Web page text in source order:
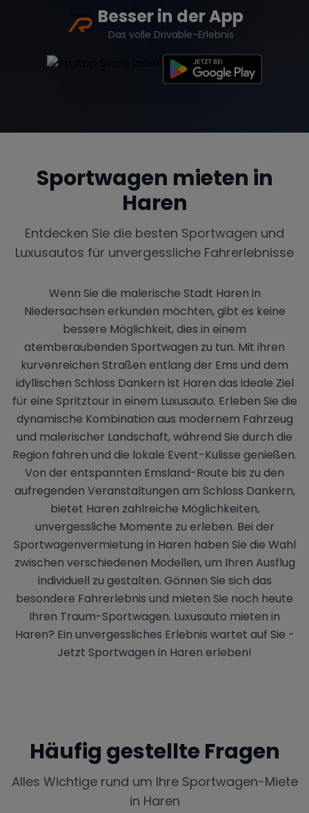
Besser in der App
Das volle Drivable-Erlebnis
Sportwagen mieten in
Haren
Entdecken Sie die besten Sportwagen und
Luxusautos für unvergessliche Fahrerlebnisse
Wenn Sie die malerische Stadt Haren in
Niedersachsen erkunden möchten, gibt es keine
bessere Möglichkeit, dies in einem
atemberaubenden Sportwagen zu tun. Mit ihren
kurvenreichen Straßen entlang der Ems und dem
idyllischen Schloss Dankern ist Haren das ideale Ziel
für eine Spritztour in einem Luxusauto. Erleben Sie die
dynamische Kombination aus modernem Fahrzeug
und malerischer Landschaft, während Sie durch die
Region fahren und die lokale Event-Kulisse genießen.
Von der entspannten Emsland-Route bis zu den
aufregenden Veranstaltungen am Schloss Dankern,
bietet Haren zahlreiche Möglichkeiten,
unvergessliche Momente zu erleben. Bei der
Sportwagenvermietung in Haren haben Sie die Wahl
zwischen verschiedenen Modellen, um Ihren Ausflug
individuell zu gestalten. Gönnen Sie sich das
besondere Fahrerlebnis und mieten Sie noch heute
Ihren Traum-Sportwagen. Luxusauto mieten in
Haren? Ein unvergessliches Erlebnis wartet auf Sie -
Jetzt Sportwagen in Haren erleben!
Häufig gestellte Fragen
Alles Wichtige rund um Ihre Sportwagen-Miete
in Haren